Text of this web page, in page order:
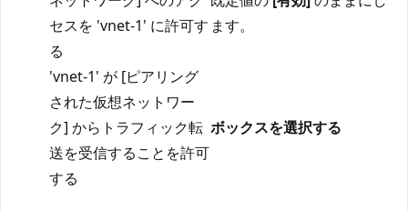
セスを 'vnet-1' に許可す
る
ます。
'vnet-1' が [ピアリング
された仮想ネットワー
ク] からトラフィック転
送を受信することを許可
する
ボックスを選択する